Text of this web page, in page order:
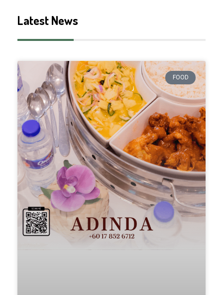
Latest News
FOOD